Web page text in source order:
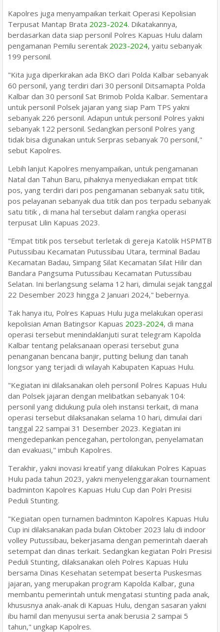
Kapolres juga menyampaikan terkait Operasi Kepolisian
Terpusat Mantap Brata 2023-2024. Dikatakannya,
berdasarkan data siap personil Polres Kapuas Hulu dalam
pengamanan Pemilu serentak 2023-2024, yaitu sebanyak
199 personil.
"Kita juga diperkirakan ada BKO dari Polda Kalbar sebanyak
60 personil, yang terdiri dari 30 personil Ditsamapta Polda
Kalbar dan 30 personil Sat Brimob Polda Kalbar. Sementara
untuk personil Polsek jajaran yang siap Pam TPS yakni
sebanyak 226 personil. Adapun untuk personil Polres yakni
sebanyak 122 personil. Sedangkan personil Polres yang
tidak bisa digunakan untuk Serpras sebanyak 70 personil,"
sebut Kapolres.
Lebih lanjut Kapolres menyampaikan, untuk pengamanan
Natal dan Tahun Baru, pihaknya menyediakan empat titik
pos, yang terdiri dari pos pengamanan sebanyak satu titik,
pos pelayanan sebanyak dua titik dan pos terpadu sebanyak
satu titik , di mana hal tersebut dalam rangka operasi
terpusat Lilin Kapuas 2023.
"Empat titik pos tersebut terletak di gereja Katolik HSPMTB
Putussibau Kecamatan Putussibau Utara, terminal Badau
Kecamatan Badau, Simpang Silat Kecamatan Silat Hilir dan
Bandara Pangsuma Putussibau Kecamatan Putussibau
Selatan. Ini berlangsung selama 12 hari, dimulai sejak tanggal
22 Desember 2023 hingga 2 Januari 2024," bebernya.
Tak hanya itu, Polres Kapuas Hulu juga melakukan operasi
kepolisian Aman Batingsor Kapuas 2023-2024, di mana
operasi tersebut menindaklanjuti surat telegram Kapolda
Kalbar tentang pelaksanaan operasi tersebut guna
penanganan bencana banjir, putting beliung dan tanah
longsor yang terjadi di wilayah Kabupaten Kapuas Hulu.
"Kegiatan ini dilaksanakan oleh personil Polres Kapuas Hulu
dan Polsek jajaran dengan melibatkan sebanyak 104:
personil yang didukung pula oleh instansi terkait, di mana
operasi tersebut dilaksanakan selama 10 hari, dimulai dari
tanggal 22 sampai 31 Desember 2023. Kegiatan ini
mengedepankan pencegahan, pertolongan, penyelamatan
dan evakuasi," imbuh Kapolres.
Terakhir, yakni inovasi kreatif yang dilakukan Polres Kapuas
Hulu pada tahun 2023, yakni menyelenggarakan tournament
badminton Kapolres Kapuas Hulu Cup dan Polri Presisi
Peduli Stunting.
"Kegiatan open turnamen badminton Kapolres Kapuas Hulu
Cup ini dilaksanakan pada bulan Oktober 2023 lalu di indoor
volley Putussibau, bekerjasama dengan pemerintah daerah
setempat dan dinas terkait. Sedangkan kegiatan Polri Presisi
Peduli Stunting, dilaksanakan oleh Polres Kapuas Hulu
bersama Dinas Kesehatan setempat beserta Puskesmas
jajaran, yang merupakan program Kapolda Kalbar, guna
membantu pemerintah untuk mengatasi stunting pada anak,
khususnya anak-anak di Kapuas Hulu, dengan sasaran yakni
ibu hamil dan menyusui serta anak berusia 2 sampai 5
tahun," ungkap Kapolres.